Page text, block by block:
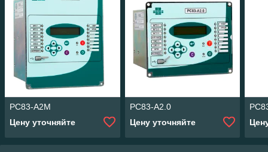
РС83-А2М
Цену уточняйте
РС83-А2.0
Цену уточняйте